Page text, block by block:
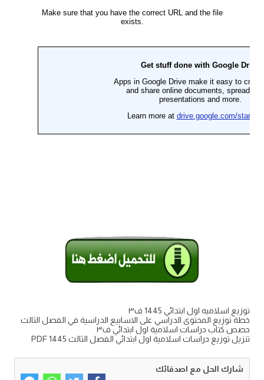
توزيع اسلاميه اول ابتدائي 1445 ف٣
خطة توزيع المحتوى الدراسي على الاسابيع الدراسية في الفصل الثالث
حصص كتاب دراسات اسلامية اول ابتدائي ف٣
تنزيل توزيع دراسات اسلامية اول ابتدائي الفصل الثالث PDF 1445
شارك الحل مع اصدقائك